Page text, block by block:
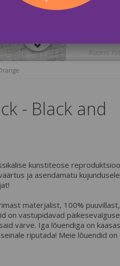
Trükkida pilt
Jah
Raami
- Black and
kunstiteose
ja asendamatu
materjalist, 100% puuvillast,
on vastupidavad
värve. Iga lõuendiga on kaasas
riputada! Meie lõuendid